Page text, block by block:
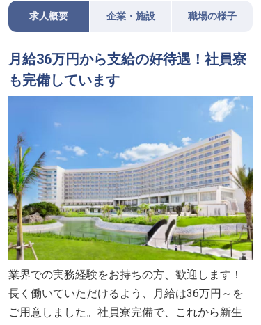
求人概要 企業・施設 職場の様子
月給36万円から支給の好待遇！社員寮
も完備しています
業界での実務経験をお持ちの方、歓迎します！
長く働いていただけるよう、月給は36万円～を
ご用意しました。社員寮完備で、これから新生